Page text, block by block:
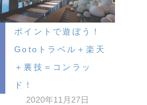
ポイントで遊ぼう！
Gotoトラベル＋楽天
＋裏技＝コンラッ
ド！
2020年11月27日